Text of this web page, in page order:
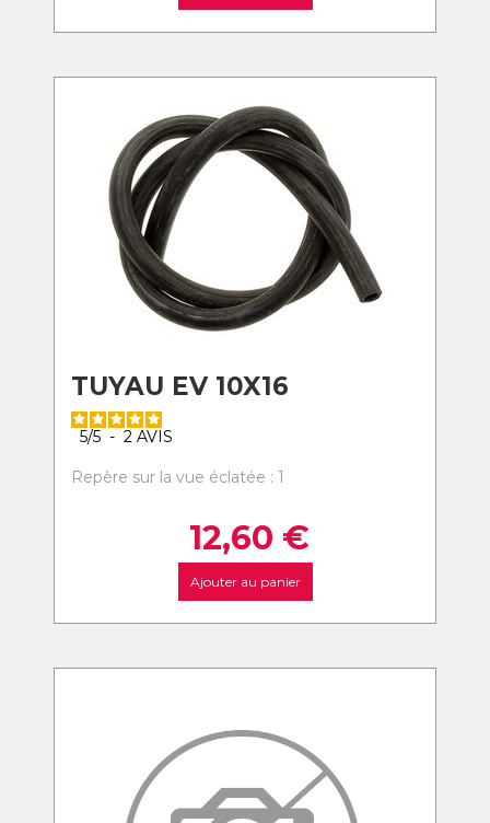
TUYAU EV 10X16
5/5 - 2 AVIS
Repère sur la vue éclatée : 1
12,60 €
Ajouter au panier